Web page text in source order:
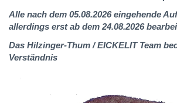
Alle nach dem 05.08.2026 eingehende
allerdings erst ab dem 24.08.2026
Das Hilzinger-Thum / EICKELIT Team
Verständnis